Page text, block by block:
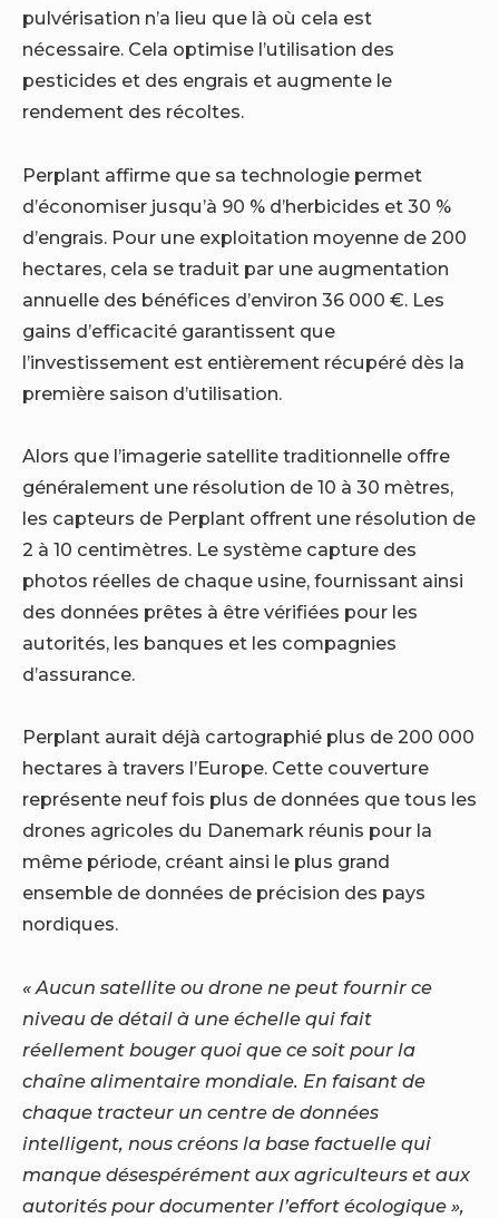
pulvérisation n’a lieu que là où cela est
nécessaire. Cela optimise l’utilisation des
pesticides et des engrais et augmente le
rendement des récoltes.
Perplant affirme que sa technologie permet
d’économiser jusqu’à 90 % d’herbicides et 30 %
d’engrais. Pour une exploitation moyenne de 200
hectares, cela se traduit par une augmentation
annuelle des bénéfices d’environ 36 000 €. Les
gains d’efficacité garantissent que
l’investissement est entièrement récupéré dès la
première saison d’utilisation.
Alors que l’imagerie satellite traditionnelle offre
généralement une résolution de 10 à 30 mètres,
les capteurs de Perplant offrent une résolution de
2 à 10 centimètres. Le système capture des
photos réelles de chaque usine, fournissant ainsi
des données prêtes à être vérifiées pour les
autorités, les banques et les compagnies
d’assurance.
Perplant aurait déjà cartographié plus de 200 000
hectares à travers l’Europe. Cette couverture
représente neuf fois plus de données que tous les
drones agricoles du Danemark réunis pour la
même période, créant ainsi le plus grand
ensemble de données de précision des pays
nordiques.
« Aucun satellite ou drone ne peut fournir ce
niveau de détail à une échelle qui fait
réellement bouger quoi que ce soit pour la
chaîne alimentaire mondiale. En faisant de
chaque tracteur un centre de données
intelligent, nous créons la base factuelle qui
manque désespérément aux agriculteurs et aux
autorités pour documenter l’effort écologique »,